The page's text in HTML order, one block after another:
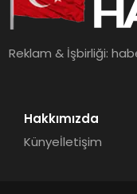
Reklam & İşbirliği:
Hakkımızda
Künyeİletişim